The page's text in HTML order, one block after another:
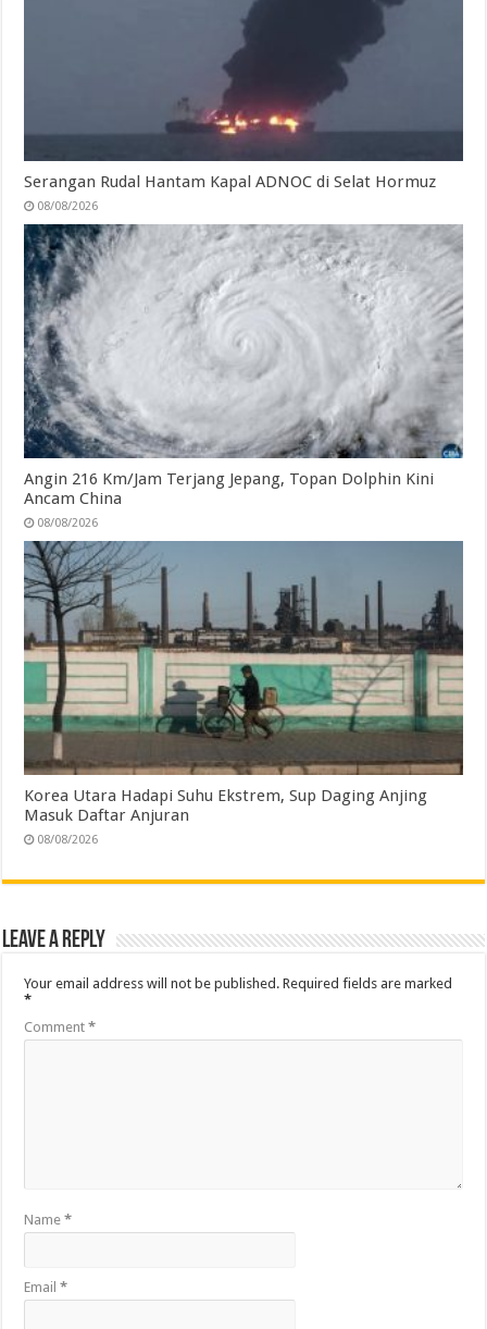
Serangan Rudal Hantam Kapal ADNOC di Selat Hormuz
08/08/2026
Angin 216 Km/Jam Terjang Jepang, Topan Dolphin Kini
Ancam China
08/08/2026
Korea Utara Hadapi Suhu Ekstrem, Sup Daging Anjing
Masuk Daftar Anjuran
08/08/2026
Leave a Reply
Your email address will not be published. Required fields are marked
*
Comment*
Name*
Email*